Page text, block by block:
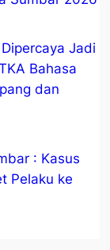
Jadi
Bahasa
dan
: Kasus
Pelaku ke